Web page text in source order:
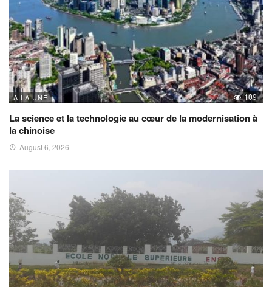
A LA UNE 109
La science et la technologie au cœur de la modernisation à
la chinoise
August 6, 2026